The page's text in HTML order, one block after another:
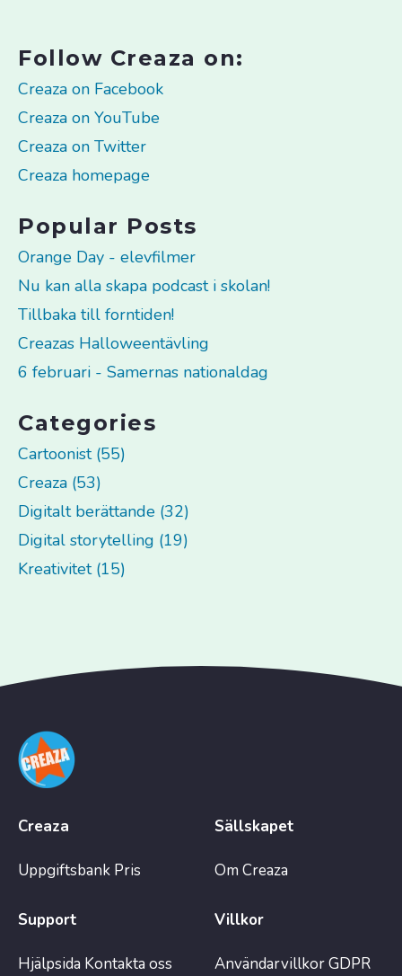
Follow Creaza on:
Creaza on Facebook
Creaza on YouTube
Creaza on Twitter
Creaza homepage
Popular Posts
Orange Day - elevfilmer
Nu kan alla skapa podcast i skolan!
Tillbaka till forntiden!
Creazas Halloweentävling
6 februari - Samernas nationaldag
Categories
Cartoonist (55)
Creaza (53)
Digitalt berättande (32)
Digital storytelling (19)
Kreativitet (15)
Creaza
Uppgiftsbank Pris
Sällskapet
Om Creaza
Support
Hjälpsida Kontakta oss
Villkor
AnvändarvillkorGDPR